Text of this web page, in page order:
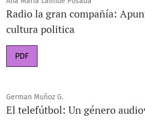
Radio la gran compañía:
cultura politica
PDF
German Muñoz G.
El telefútbol: Un género